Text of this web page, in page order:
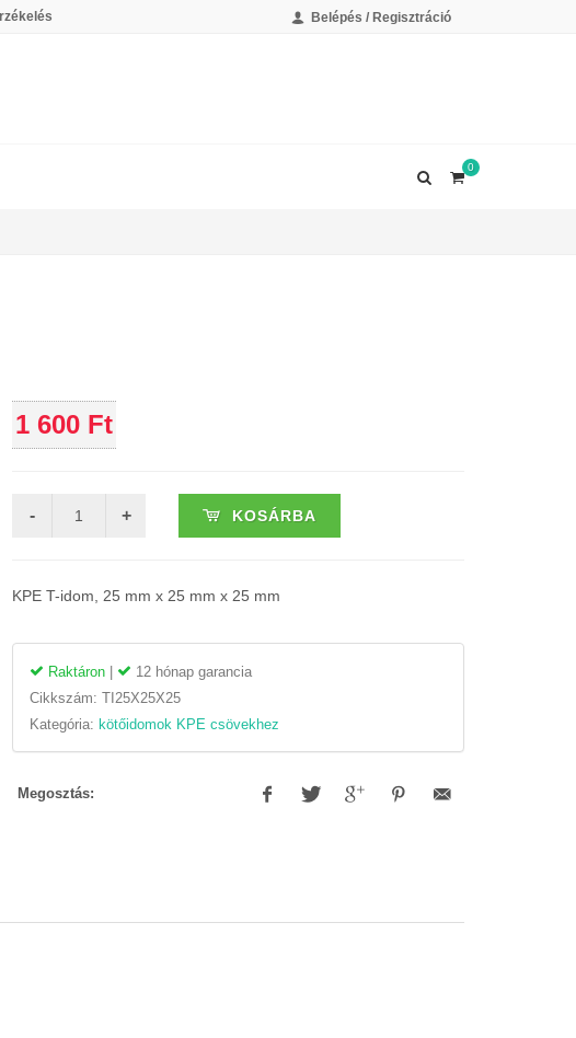
Belépés / Regisztráció
0
1 600 Ft
KOSÁRBA
KPE T-idom, 25 mm x 25 mm x 25 mm
Raktáron
12 hónap garancia
Cikkszám:TI25X25X25
Kategória: kötőidomok KPE csövekhez
Megosztás: